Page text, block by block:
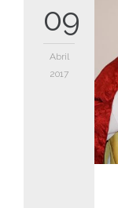
09
Abril
2017